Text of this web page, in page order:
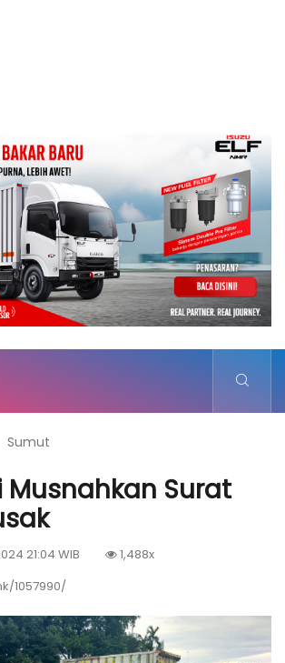
Sumut
Musnahkan Surat
21:04 WIB
1,488x
1057990/